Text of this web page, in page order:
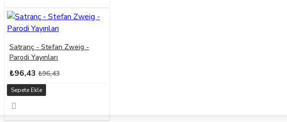
Satranç - Stefan Zweig -
Parodi Yayınları
₺96,43 ₺96,43
Sepete Ekle